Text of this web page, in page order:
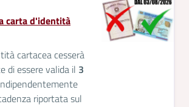
carta d'identità
cartacea cesserà
di essere valida il 3
riportata sul